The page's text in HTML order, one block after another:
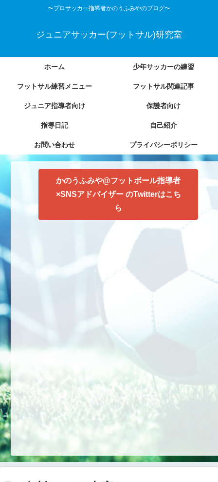
〜プロサッカー指導者かのうふみやのブログ〜
ジュニアサッカー(フットサル)研究室
ホーム 少年サッカーの練習
フットサル練習メニュー フットサル関連記事
ジュニア指導者向け 保護者向け
指導日記 自己紹介
お問い合わせ プライバシーポリシー
かのうふみや@フットボール指導者
×SNSアドバイザー のTwitterはこち
ら